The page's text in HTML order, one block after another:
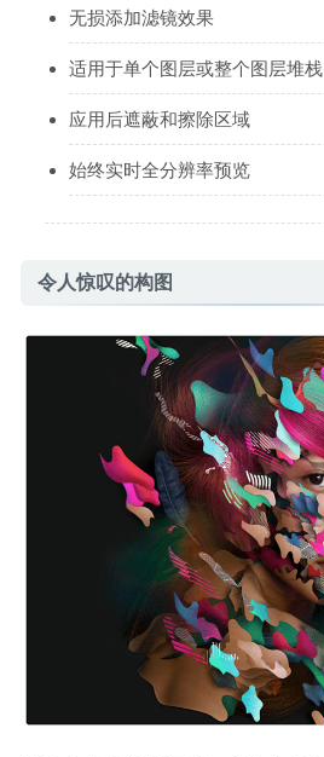
无损添加滤镜效果
适用于单个图层或整个图层堆栈
应用后遮蔽和擦除区域
始终实时全分辨率预览
令人惊叹的构图